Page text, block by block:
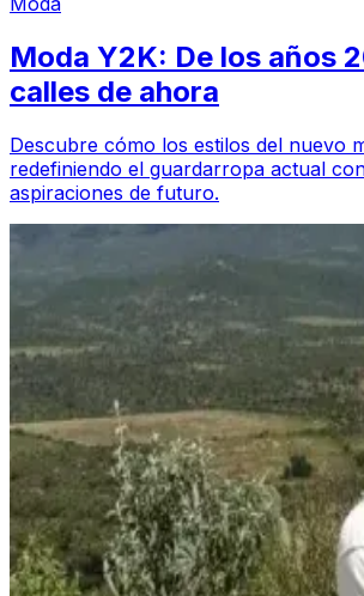
Moda Y2K: De los años
calles de ahora
Descubre cómo los estilos del nuevo
redefiniendo el guardarropa actual
aspiraciones de futuro.